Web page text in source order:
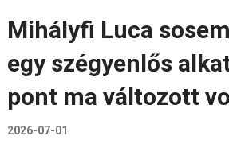
Mihályfi Luca
egy szégyenlős
pont ma változott
2026-07-01